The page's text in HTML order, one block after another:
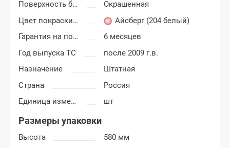
Поверхность бампера
Окрашенная
Цвет покраски Шевроле Нива
Айсберг (204 белый)
Гарантия на покраску
6 месяцев
Год выпуска ТС
после 2009 г.в.
Назначение
Штатная
Страна
Россия
Единица измерения
шт
Размеры упаковки
Высота
580 мм